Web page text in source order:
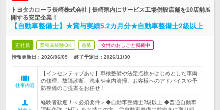
トヨタカローラ長崎株式会社 | 長崎県内にサービス工場併設店舗を10店舗展
開する安定企業！
【自動車整備士】★賞与実績5.2カ月分★自動車整備士2級以上
正社員 業種未経験OK 急募 女性のおしごと掲載中
情報更新日：2026/06/09 終了予定日： 2026/11/30
仕事内容
【インセンティブあり】車検整備や法定点検をはじめとした車両
の修理、故障診断、洗車や車内清掃、お客様へのアドバイスや予
防整備のご提案をお任せ！
経験者歓迎！＜必須要件＞◆自動車整備士2級以上 ◆普通自動車